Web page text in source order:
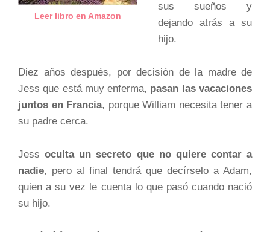
Leer libro en Amazon
sus sueños y
dejando atrás a su
hijo.
Diez años después, por decisión de la madre de
Jess que está muy enferma, pasan las vacaciones
juntos en Francia, porque William necesita tener a
su padre cerca.
Jessoculta un secreto que no quiere contar a
nadie, pero al final tendrá que decírselo a Adam,
quien a su vez le cuenta lo que pasó cuando nació
su hijo.